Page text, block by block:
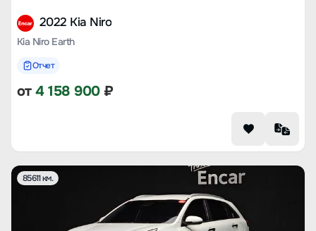
2022 Kia Niro
Kia Niro Earth
Отчет
от4 158 900₽
85611 км.